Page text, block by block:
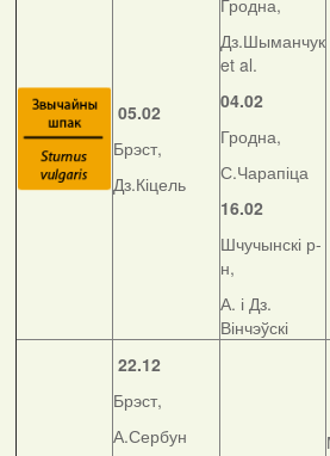
05.02
Брэст,
Дз.Кіцель
Гродна,
Дз.Шыманчук
et al.
04.02
Гродна,
С.Чарапіца
16.02
Шчучынскі р-
н,
А. і Дз.
Вінчэўскі
22.12
Брэст,
А.Сербун